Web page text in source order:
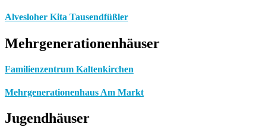
Alvesloher Kita Tausendfüßler
Mehrgenerationenhäuser
Familienzentrum Kaltenkirchen
Mehrgenerationenhaus Am Markt
Jugendhäuser